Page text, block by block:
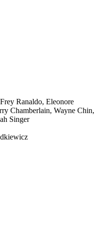
Ranaldo, Eleonore
Chamberlain, Wayne Chin,
Singer